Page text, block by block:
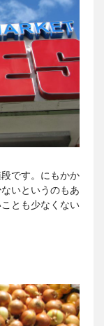
です。にもかか
いというのもあ
とも少なくない